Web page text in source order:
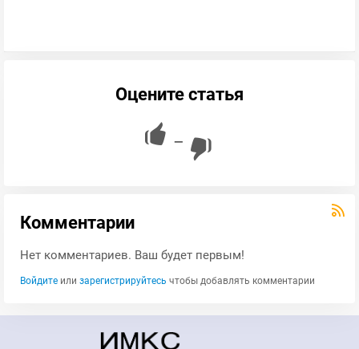
Оцените статья
—
Комментарии
Нет комментариев. Ваш будет первым!
Войдите или зарегистрируйтесь чтобы добавлять комментарии